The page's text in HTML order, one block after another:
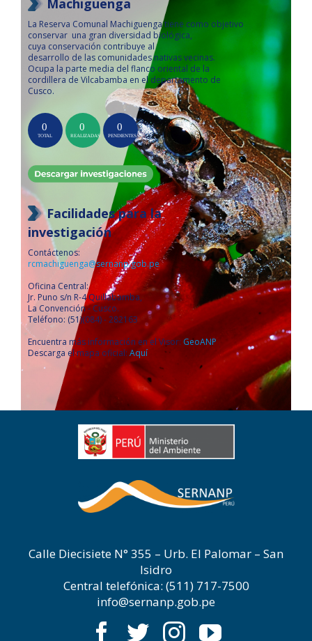
La Reserva Comunal Machiguenga tiene como objetivo
conservar una gran diversidad biológica,
cuya conservación contribuye al
desarrollo de las comunidades nativas vecinas.
Ocupa la parte media del flanco oriental de la
cordillera de Vilcabamba en el departamento de
Cusco.
Facilidades para la
investigación
Contáctenos:
rcmachiguenga@sernanp.gob.pe
Oficina Central:
Jr. Puno s/n R-4 Quillabamba,
La Convención - Cusco.
Teléfono: (51)(084) - 282163
Encuentra más información en el Visor: GeoANP
Descarga el mapa oficial: Aquí
Calle Diecisiete N° 355 – Urb. El Palomar – San
Isidro
Central telefónica: (511) 717-7500
info@sernanp.gob.pe